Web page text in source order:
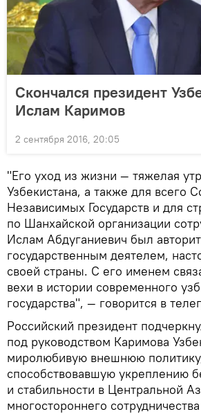
Скончался президент
Ислам Каримов
2 сентября 2016, 20:05
"Его уход из жизни — тяжелая
Узбекистана, а также для всего
Независимых Государств и для
по Шанхайской организации
Ислам Абдуганиевич был
государственным деятелем,
своей страны. С его именем
вехи в истории современного
государства", — говорится в
Российский президент
под руководством Каримова
миролюбивую внешнюю
способствовавшую укреплению
и стабильности в Центральной
многостороннего